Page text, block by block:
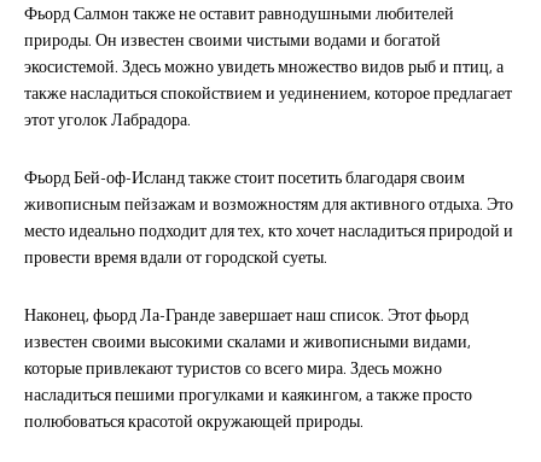
Фьорд Салмон также не оставит равнодушными любителей
природы. Он известен своими чистыми водами и богатой
экосистемой. Здесь можно увидеть множество видов рыб и птиц, а
также насладиться спокойствием и уединением, которое предлагает
этот уголок Лабрадора.
Фьорд Бей-оф-Исланд также стоит посетить благодаря своим
живописным пейзажам и возможностям для активного отдыха. Это
место идеально подходит для тех, кто хочет насладиться природой и
провести время вдали от городской суеты.
Наконец, фьорд Ла-Гранде завершает наш список. Этот фьорд
известен своими высокими скалами и живописными видами,
которые привлекают туристов со всего мира. Здесь можно
насладиться пешими прогулками и каякингом, а также просто
полюбоваться красотой окружающей природы.